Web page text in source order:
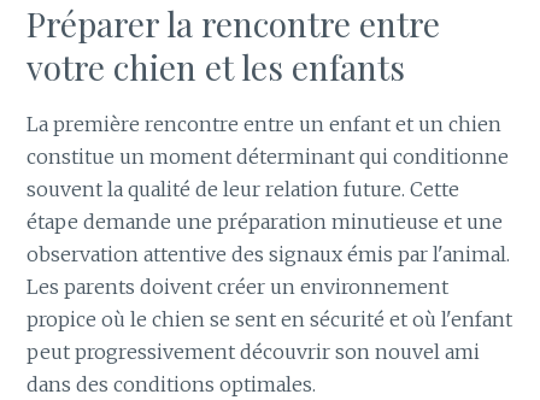
Préparer la rencontre entre
votre chien et les enfants
La première rencontre entre un enfant et un chien
constitue un moment déterminant qui conditionne
souvent la qualité de leur relation future. Cette
étape demande une préparation minutieuse et une
observation attentive des signaux émis par l'animal.
Les parents doivent créer un environnement
propice où le chien se sent en sécurité et où l'enfant
peut progressivement découvrir son nouvel ami
dans des conditions optimales.